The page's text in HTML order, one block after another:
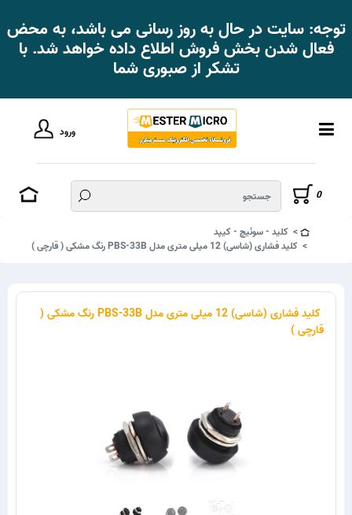
توجه: سایت در حال به روز رسانی می باشد، به محض
فعال شدن بخش فروش اطلاع داده خواهد شد. با
تشکر از صبوری شما
ورود
0
کلید - سوئیچ - کیپد
کلید فشاری (شاسی) 12 میلی متری مدل PBS-33B رنگ مشکی ( قارچی )
کلید فشاری (شاسی) 12 میلی متری مدل PBS-33B رنگ مشکی (
قارچی )